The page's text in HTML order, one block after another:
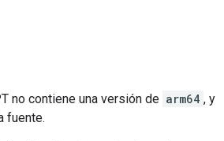
no contiene una versión de arm64 , y
fuente.